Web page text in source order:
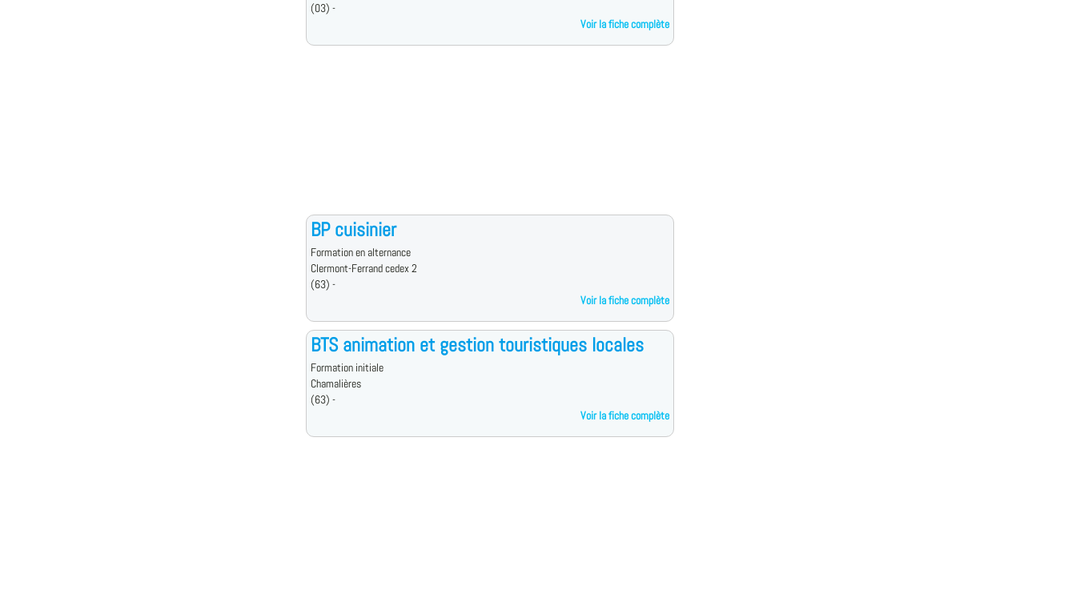
(03) -
Voir la fiche complète
BP cuisinier
Formation en alternance
Clermont-Ferrand cedex 2
(63) -
Voir la fiche complète
BTS animation et gestion touristiques locales
Formation initiale
Chamalières
(63) -
Voir la fiche complète